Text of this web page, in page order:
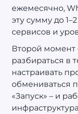
ежемесячно,
эту сумму до
сервисов и
Второй момент
разбираться в
настраивать
обмениваться
«Запуск» – и